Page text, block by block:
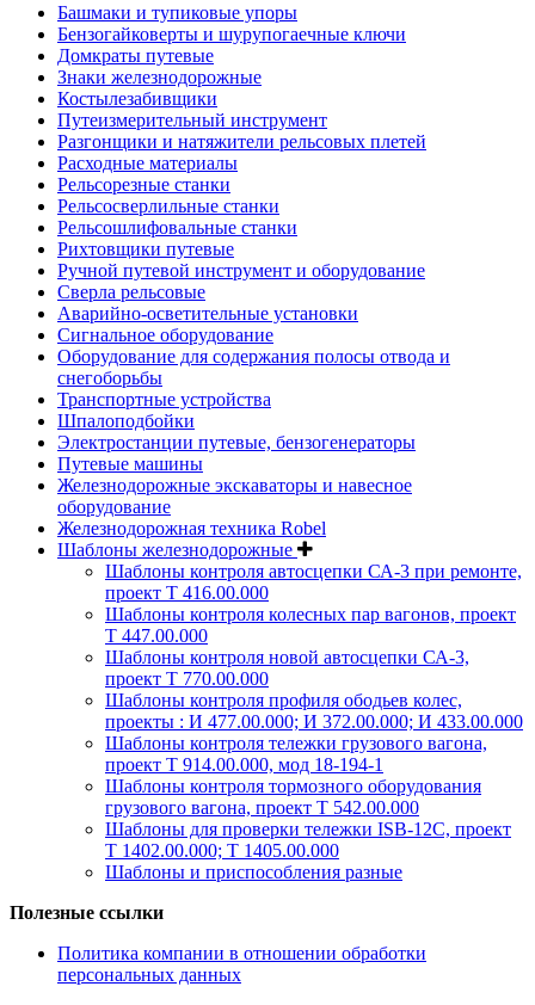
Башмаки и тупиковые упоры
Бензогайковерты и шурупогаечные ключи
Домкраты путевые
Знаки железнодорожные
Костылезабивщики
Путеизмерительный инструмент
Разгонщики и натяжители рельсовых плетей
Расходные материалы
Рельсорезные станки
Рельсосверлильные станки
Рельсошлифовальные станки
Рихтовщики путевые
Ручной путевой инструмент и оборудование
Сверла рельсовые
Аварийно-осветительные установки
Сигнальное оборудование
Оборудование для содержания полосы отвода и
снегоборьбы
Транспортные устройства
Шпалоподбойки
Электростанции путевые, бензогенераторы
Путевые машины
Железнодорожные экскаваторы и навесное
оборудование
Железнодорожная техника Robel
Шаблоны железнодорожные
Шаблоны контроля автосцепки СА-3 при ремонте,
проект Т 416.00.000
Шаблоны контроля колесных пар вагонов, проект
Т 447.00.000
Шаблоны контроля новой автосцепки СА-3,
проект Т 770.00.000
Шаблоны контроля профиля ободьев колес,
проекты : И 477.00.000; И 372.00.000; И 433.00.000
Шаблоны контроля тележки грузового вагона,
проект Т 914.00.000, мод 18-194-1
Шаблоны контроля тормозного оборудования
грузового вагона, проект Т 542.00.000
Шаблоны для проверки тележки ISB-12C, проект
Т 1402.00.000; Т 1405.00.000
Шаблоны и приспособления разные
Полезные ссылки
Политика компании в отношении обработки
персональных данных